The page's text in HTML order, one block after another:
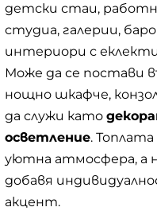
детски стаи,
студиа, галерии,
интериори с
Може да се постави
нощно шкафче,
да служи като
осветление.
уютна атмосфера, а
добавя
акцент.